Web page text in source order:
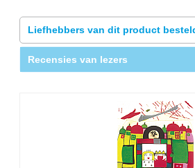
Liefhebbers van dit product
Recensies van lezers